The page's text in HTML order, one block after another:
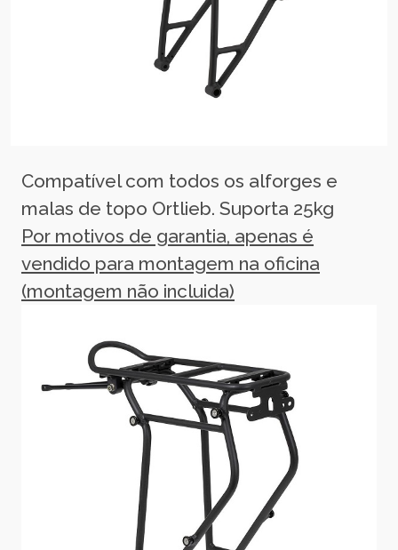
Compatível com todos os alforges e
malas de topo Ortlieb. Suporta 25kg
Por motivos de garantia, apenas é
vendido para montagem na oficina
(montagem não incluida)